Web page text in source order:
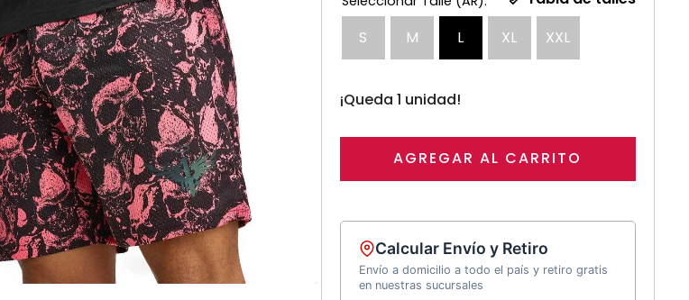
S L
M XL XXL
¡Queda 1 unidad!
AGREGAR AL CARRITO
Calcular Envío y Retiro
Envío a domicilio a todo el país y retiro gratis
en nuestras sucursales